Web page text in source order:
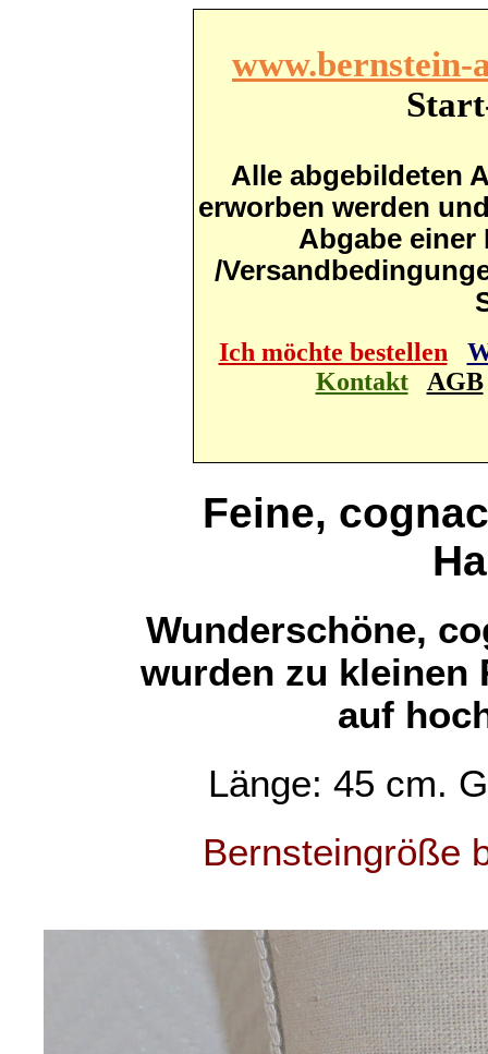
www.bernstein-
Alle abgebildeten
erworben werden
Abgabe einer
/
Ich möchte bestellen
Kontakt
AGB
Feine,
Wunderschöne,
wurden zu kleinen
auf
Länge: 45 cm.
Bernsteingröße